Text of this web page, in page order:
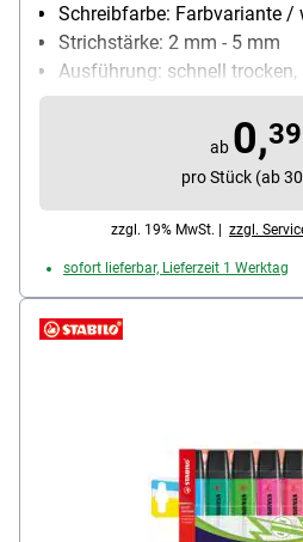
Schreibfarbe: Farbvariante /
Strichstärke: 2 mm - 5 mm
Ausführung: schnell
Besonderheiten: starke
Inhalt pro Pack: 1 Stück
ab 0,39
pro Stück (ab
zzgl. 19% MwSt. | zzgl.
sofort lieferbar, Lieferzeit 1 Werktag